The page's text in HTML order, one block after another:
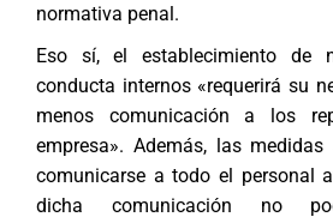
normativa penal.
Eso sí, el establecimiento de
conducta internos «requerirá su
menos comunicación a los
empresa». Además, las medidas
comunicarse a todo el personal
dicha comunicación no